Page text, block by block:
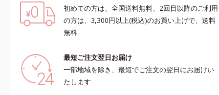
初めての方は、全国送料無料、2回目以降のご利用
の方は、3,300円以上(税込)のお買い上げで、送料
無料
最短ご注文翌日お届け
一部地域を除き、最短でご注文の翌日にお届けい
たします